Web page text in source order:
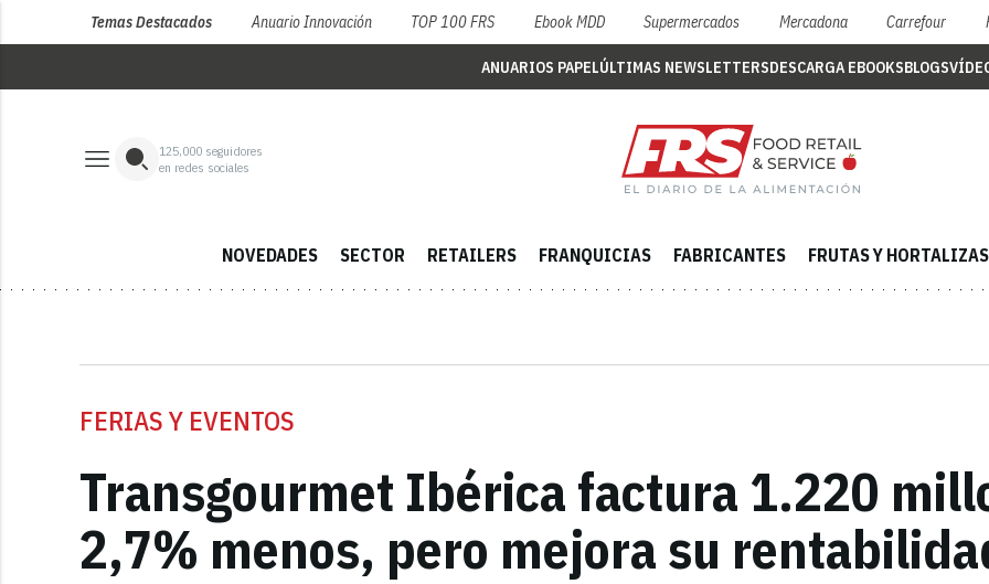
Temas Destacados Anuario Innovación TOP 100 FRS Ebook MDD Supermercados Mercadona Carrefour
ANUARIOS PAPELÚLTIMAS NEWSLETTERSDESCARGA EBOOKSBLOGS
125,000 seguidores
en redes sociales
NOVEDADES SECTOR RETAILERS FRANQUICIAS FABRICANTES FRUTAS Y HORTALIZAS
FERIAS Y EVENTOS
Transgourmet Ibérica factura 1.220
2,7% menos, pero mejora su